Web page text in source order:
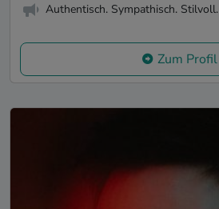
Authentisch. Sympathisch. Stilvoll.
Zum Profil